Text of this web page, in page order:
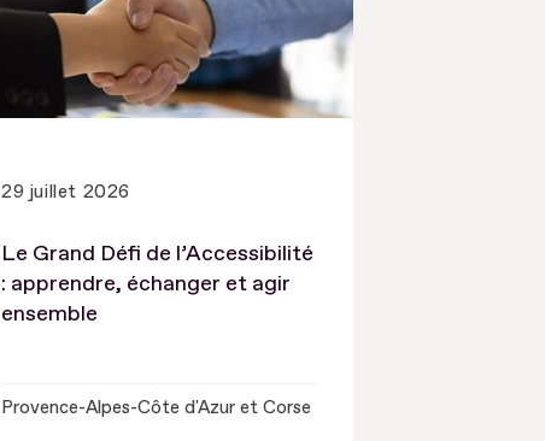
29 juillet 2026
Le Grand Défi de l’Accessibilité
: apprendre, échanger et agir
ensemble
Provence-Alpes-Côte d'Azur et Corse